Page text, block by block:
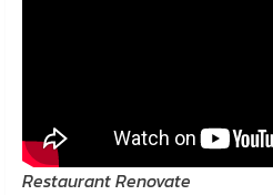
Restaurant Renovate